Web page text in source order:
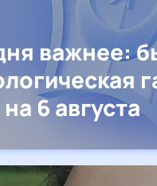
важнее:
6 августа